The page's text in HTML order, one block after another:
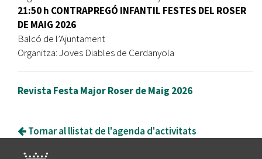
21:50 h CONTRAPREGÓ INFANTIL FESTES DEL ROSER
DE MAIG 2026
Balcó de l’Ajuntament
Organitza: Joves Diables de Cerdanyola
Revista Festa Major Roser de Maig 2026
Tornar al llistat de l'agenda d'activitats